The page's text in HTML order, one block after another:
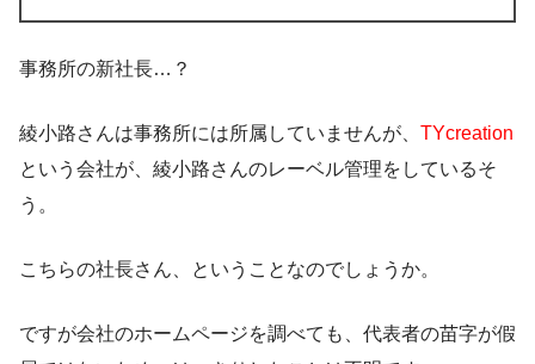
事務所の新社長…？
綾小路さんは事務所には所属していませんが、 TYcreation
という会社が、綾小路さんのレーベル管理をしているそ
う。
こちらの社長さん、ということなのでしょうか。
ですが会社のホームページを調べても、 代表者の苗字が假